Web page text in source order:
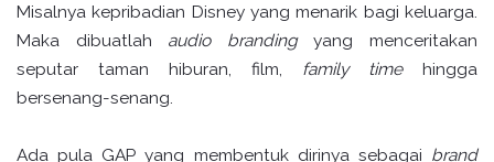
Misalnya kepribadian Disney yang menarik bagi keluarga.
Maka dibuatlah audio brandingyang menceritakan
seputar taman hiburan, film, family time hingga
bersenang-senang.
Ada pula GAP yang membentuk dirinya sebagai brand